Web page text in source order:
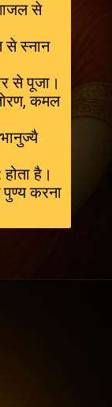
से
से स्नान
से पूजा।
कमल
है।
करना